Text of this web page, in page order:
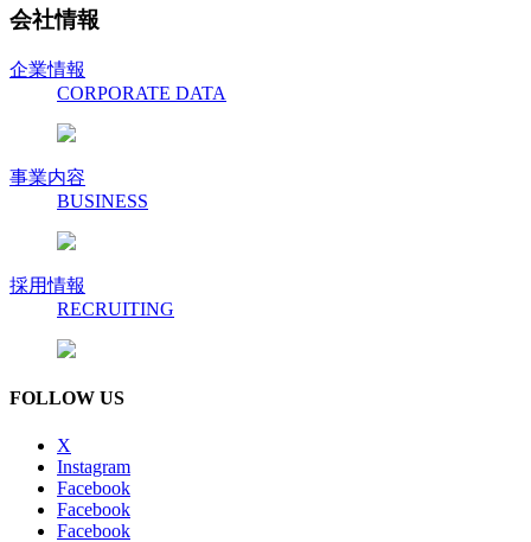
会社情報
企業情報
CORPORATE DATA
事業内容
BUSINESS
採用情報
RECRUITING
FOLLOW US
X
Instagram
Facebook
Facebook
Facebook